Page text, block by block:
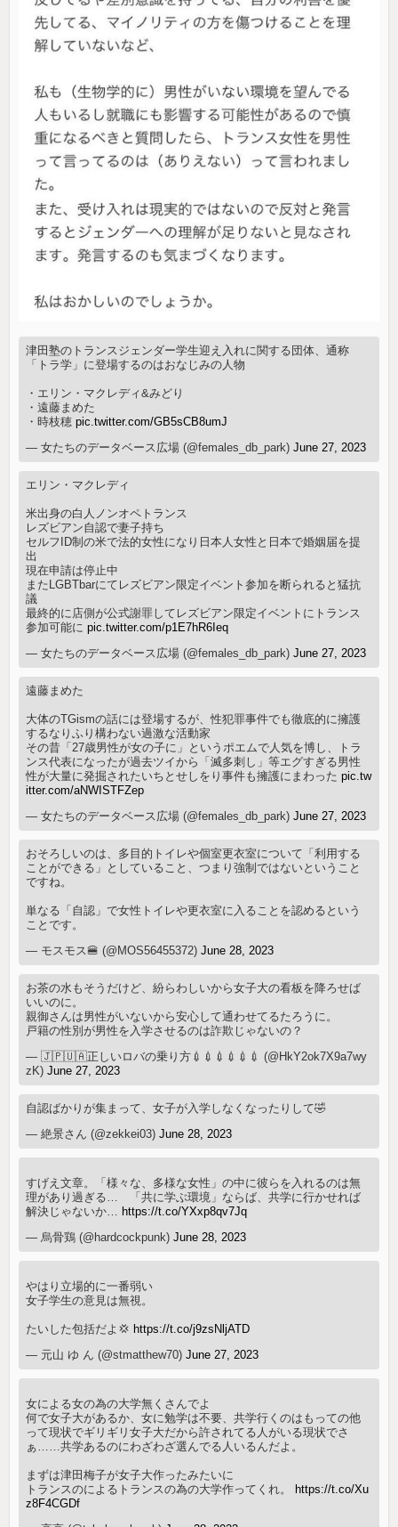
津田塾のトランスジェンダー学生迎え入れに関する団体、通称
「トラ学」に登場するのはおなじみの人物
・エリン・マクレディ&みどり
・遠藤まめた
・時枝穂pic.twitter.com/GB5sCB8umJ
— 女たちのデータベース広場 (@females_db_park)June 27, 2023
エリン・マクレディ
米出身の白人ノンオペトランス
レズビアン自認で妻子持ち
セルフID制の米で法的女性になり日本人女性と日本で婚姻届を提
出
現在申請は停止中
またLGBTbarにてレズビアン限定イベント参加を断られると猛抗
議
最終的に店側が公式謝罪してレズビアン限定イベントにトランス
参加可能にpic.twitter.com/p1E7hR6Ieq
— 女たちのデータベース広場 (@females_db_park)June 27, 2023
遠藤まめた
大体のTGismの話には登場するが、性犯罪事件でも徹底的に擁護
するなりふり構わない過激な活動家
その昔「27歳男性が女の子に」というポエムで人気を博し、トラ
ンス代表になったが過去ツイから「滅多刺し」等エグすぎる男性
性が大量に発掘されたいちとせしをり事件も擁護にまわったpic.tw
itter.com/aNWISTFZep
— 女たちのデータベース広場 (@females_db_park)June 27, 2023
おそろしいのは、多目的トイレや個室更衣室について「利用する
ことができる」としていること、つまり強制ではないということ
ですね。
単なる「自認」で女性トイレや更衣室に入ることを認めるという
ことです。
— モスモス🍔 (@MOS56455372)June 28, 2023
お茶の水もそうだけど、紛らわしいから女子大の看板を降ろせば
いいのに。
親御さんは男性がいないから安心して通わせてるたろうに。
戸籍の性別が男性を入学させるのは詐欺じゃないの？
— 🇯🇵🇺🇦正しいロバの乗り方💉💉💉💉💉💉 (@HkY2ok7X9a7wy
zK)June 27, 2023
自認ばかりが集まって、女子が入学しなくなったりして🤣
— 絶景さん (@zekkei03)June 28, 2023
すげえ文章。「様々な、多様な女性」の中に彼らを入れるのは無
理があり過ぎる… 「共に学ぶ環境」ならば、共学に行かせれば
解決じゃないか… https://t.co/YXxp8qv7Jq
— 烏骨鶏 (@hardcockpunk)June 28, 2023
やはり立場的に一番弱い
女子学生の意見は無視。
たいした包括だよ💢 https://t.co/j9zsNljATD
— 元山 ゆ ん (@stmatthew70)June 27, 2023
女による女の為の大学無くさんでよ
何で女子大があるか、女に勉学は不要、共学行くのはもっての他
って現状でギリギリ女子大だから許されてる人がいる現状でさ
ぁ……共学あるのにわざわざ選んでる人いるんだよ。
まずは津田梅子が女子大作ったみたいに
トランスのによるトランスの為の大学作ってくれ。
https://t.co/Xu
z8F4CGDf